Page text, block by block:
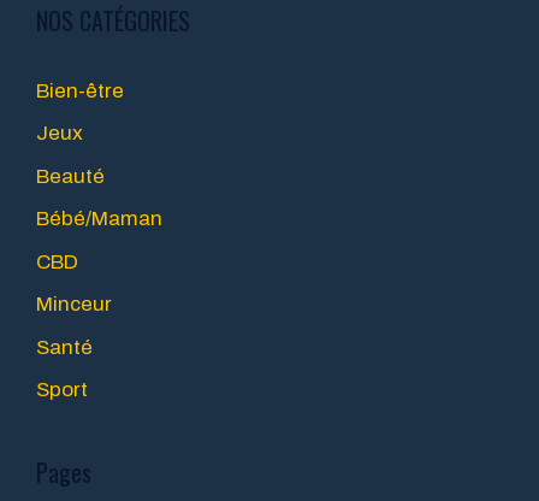
NOS CATÉGORIES
Bien-être
Jeux
Beauté
Bébé/Maman
CBD
Minceur
Santé
Sport
Pages